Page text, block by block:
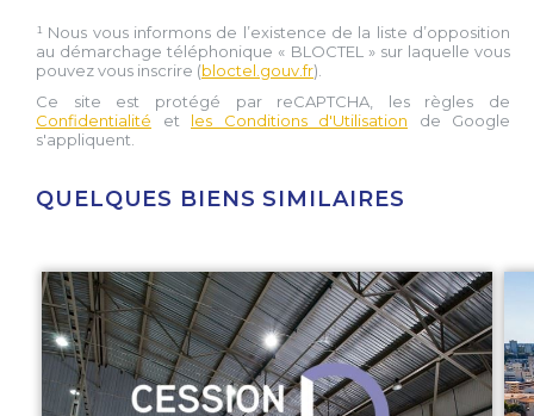
¹ Nous vous informons de l’existence de la liste d’opposition
au démarchage téléphonique « BLOCTEL » sur laquelle vous
pouvez vous inscrire (bloctel.gouv.fr).
Ce site est protégé par reCAPTCHA, les règles de
Confidentialité et les Conditions d'Utilisation de Google
s'appliquent.
QUELQUES BIENS SIMILAIRES